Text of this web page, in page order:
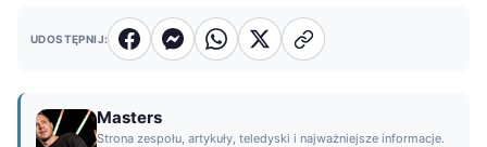
UDOSTĘPNIJ:
Masters
Strona zespołu, artykuły, teledyski i najważniejsze informacje.